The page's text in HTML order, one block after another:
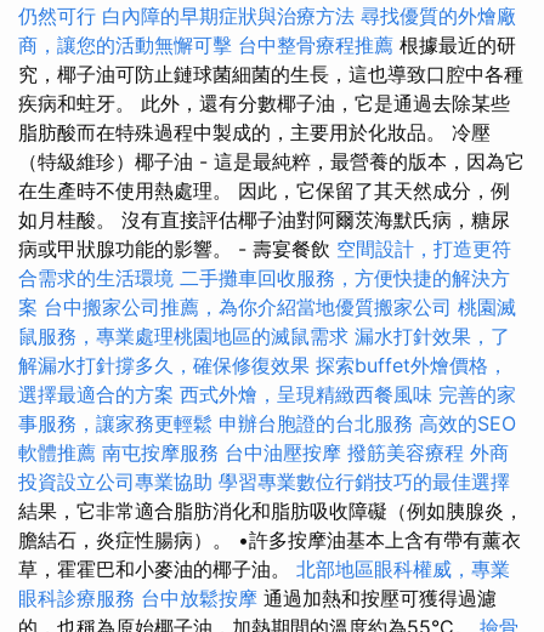
仍然可行 白內障的早期症狀與治療方法 尋找優質的外燴廠
商，讓您的活動無懈可擊 台中整骨療程推薦 根據最近的研
究，椰子油可防止鏈球菌細菌的生長，這也導致口腔中各種
疾病和蛀牙。 此外，還有分數椰子油，它是通過去除某些
脂肪酸而在特殊過程中製成的，主要用於化妝品。 冷壓
（特級維珍）椰子油 - 這是最純粹，最營養的版本，因為它
在生產時不使用熱處理。 因此，它保留了其天然成分，例
如月桂酸。 沒有直接評估椰子油對阿爾茨海默氏病，糖尿
病或甲狀腺功能的影響。 - 壽宴餐飲 空間設計，打造更符
合需求的生活環境 二手攤車回收服務，方便快捷的解決方
案 台中搬家公司推薦，為你介紹當地優質搬家公司 桃園滅
鼠服務，專業處理桃園地區的滅鼠需求 漏水打針效果，了
解漏水打針撐多久，確保修復效果 探索buffet外燴價格，
選擇最適合的方案 西式外燴，呈現精緻西餐風味 完善的家
事服務，讓家務更輕鬆 申辦台胞證的台北服務 高效的SEO
軟體推薦 南屯按摩服務 台中油壓按摩 撥筋美容療程 外商
投資設立公司專業協助 學習專業數位行銷技巧的最佳選擇
結果，它非常適合脂肪消化和脂肪吸收障礙（例如胰腺炎，
膽結石，炎症性腸病）。 •許多按摩油基本上含有帶有薰衣
草，霍霍巴和小麥油的椰子油。 北部地區眼科權威，專業
眼科診療服務 台中放鬆按摩 通過加熱和按壓可獲得過濾
的，也稱為原始椰子油，加熱期間的溫度約為55°C。 撿骨